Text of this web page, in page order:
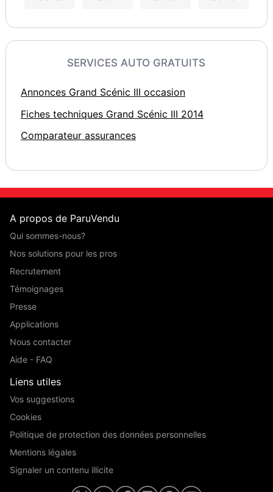
SERVICES AUTO GRATUITS
Annonces Grand Scénic III occasion
Fiches techniques Grand Scénic III 2014
Comparateur assurances
A propos de ParuVendu
Qui sommes-nous?
Nos solutions pour les pros
Recrutement
Témoignages
Presse
Applications
Nous contacter
Aide - FAQ
Liens utiles
Vos suggestions
Cookies
Politique de protection des données personnelles
Mentions légales
Signaler un contenu illicite